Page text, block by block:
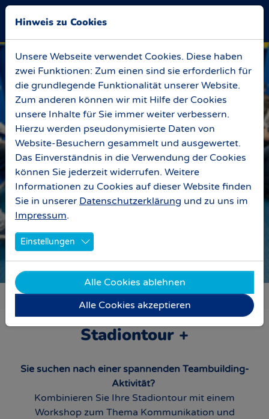
Skip to main navigation
Zum Hauptinhalt springen
Skip to page footer
Sie sind hier:
Stadiontour Unsere Stadiontouren Stadiontour +
Stadiontour +
Sie suchen nach einer spannenden Teambuilding-
Aktivität?
Kombinieren Sie Ihre Stadiontour mit einem
Workshop zum Thema Kommunikation und
Hinweis zu Cookies
Unsere Webseite verwendet Cookies. Diese haben
zwei Funktionen: Zum einen sind sie erforderlich für
die grundlegende Funktionalität unserer Website.
Zum anderen können wir mit Hilfe der Cookies
unsere Inhalte für Sie immer weiter verbessern.
Hierzu werden pseudonymisierte Daten von
Website-Besuchern gesammelt und ausgewertet.
Das Einverständnis in die Verwendung der Cookies
können Sie jederzeit widerrufen. Weitere
Informationen zu Cookies auf dieser Website finden
Sie in unserer Datenschutzerklärung und zu uns im
Impressum.
Einstellungen
Alle Cookies ablehnen
Alle Cookies akzeptieren